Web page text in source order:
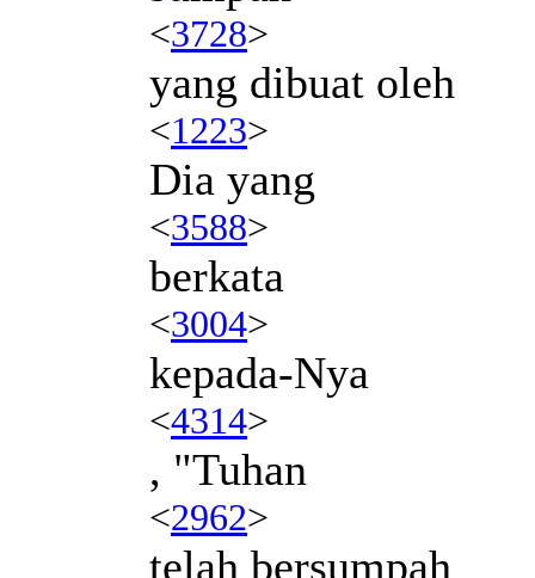
<3728>
yang dibuat oleh
<1223>
Dia yang
<3588>
berkata
<3004>
kepada-Nya
<4314>
, "Tuhan
<2962>
telah bersumpah